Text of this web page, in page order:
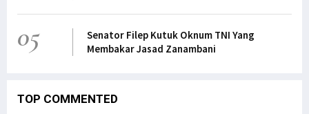
05
Senator Filep Kutuk Oknum TNI Yang
Membakar Jasad Zanambani
TOP COMMENTED